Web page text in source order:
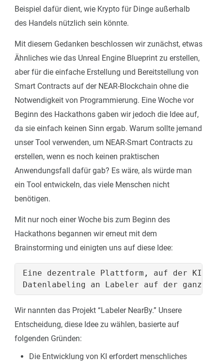
Beispiel dafür dient, wie Krypto für Dinge außerhalb
des Handels nützlich sein könnte.
Mit diesem Gedanken beschlossen wir zunächst, etwas
Ähnliches wie das Unreal Engine Blueprint zu erstellen,
aber für die einfache Erstellung und Bereitstellung von
Smart Contracts auf der NEAR-Blockchain ohne die
Notwendigkeit von Programmierung. Eine Woche vor
Beginn des Hackathons gaben wir jedoch die Idee auf,
da sie einfach keinen Sinn ergab. Warum sollte jemand
unser Tool verwenden, um NEAR-Smart Contracts zu
erstellen, wenn es noch keinen praktischen
Anwendungsfall dafür gab? Es wäre, als würde man
ein Tool entwickeln, das viele Menschen nicht
benötigen.
Mit nur noch einer Woche bis zum Beginn des
Hackathons begannen wir erneut mit dem
Brainstorming und einigten uns auf diese Idee:
Eine dezentrale Plattform , auf der
KI-
Datenlabeling
an Labeler auf der ganzen
Wir nannten das Projekt “Labeler NearBy.” Unsere
Entscheidung, diese Idee zu wählen, basierte auf
folgenden Gründen:
Die Entwicklung von KI erfordert menschliches